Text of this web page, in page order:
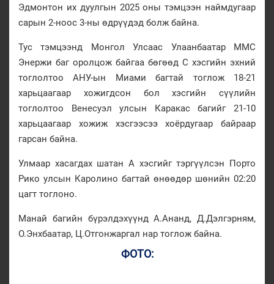
Эдмонтон их дуулгын 2025 оны тэмцээн наймдугаар
сарын 2-ноос 3-ны өдрүүдэд болж байна.
Тус тэмцээнд Монгол Улсаас Улаанбаатар ММС
Энержи баг оролцож байгаа бөгөөд С хэсгийн эхний
тоглолтоо АНУ-ын Миами багтай тоглож 18-21
харьцаагаар хожигдсон бол хэсгийн сүүлийн
тоглолтоо Венесуэл улсын Каракас багийг 21-10
харьцаагаар хожиж хэсгээсээ хоёрдугаар байраар
гарсан байна.
Улмаар хасагдах шатан А хэсгийг тэргүүлсэн Порто
Рико улсын Каролино багтай өнөөдөр шөнийн 02:20
цагт тоглоно.
Манай багийн бүрэлдэхүүнд А.Ананд, Д.Дэлгэрням,
О.Энхбаатар, Ц.Отгонжаргал нар тоглож байна.
ФОТО: